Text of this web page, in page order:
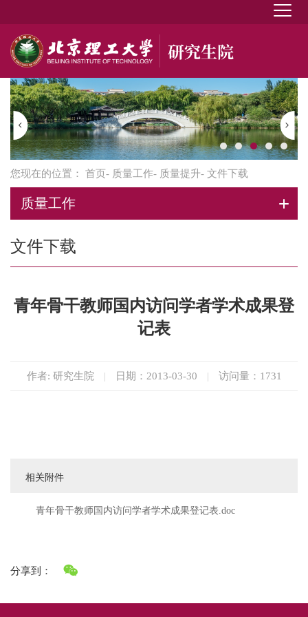
您现在的位置： 首页- 质量工作- 质量提升- 文件下载
质量工作
文件下载
青年骨干教师国内访问学者学术成果登
记表
作者: 研究生院 | 日期：2013-03-30 | 访问量： 1731
相关附件
青年骨干教师国内访问学者学术成果登记表.doc
分享到：